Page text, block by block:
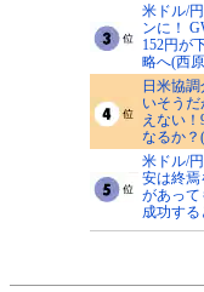
米ドル/
ンに！
152円が
略へ(西
日米協
いそう
えない
なるか
米ドル/
安は終焉
があって
成功す